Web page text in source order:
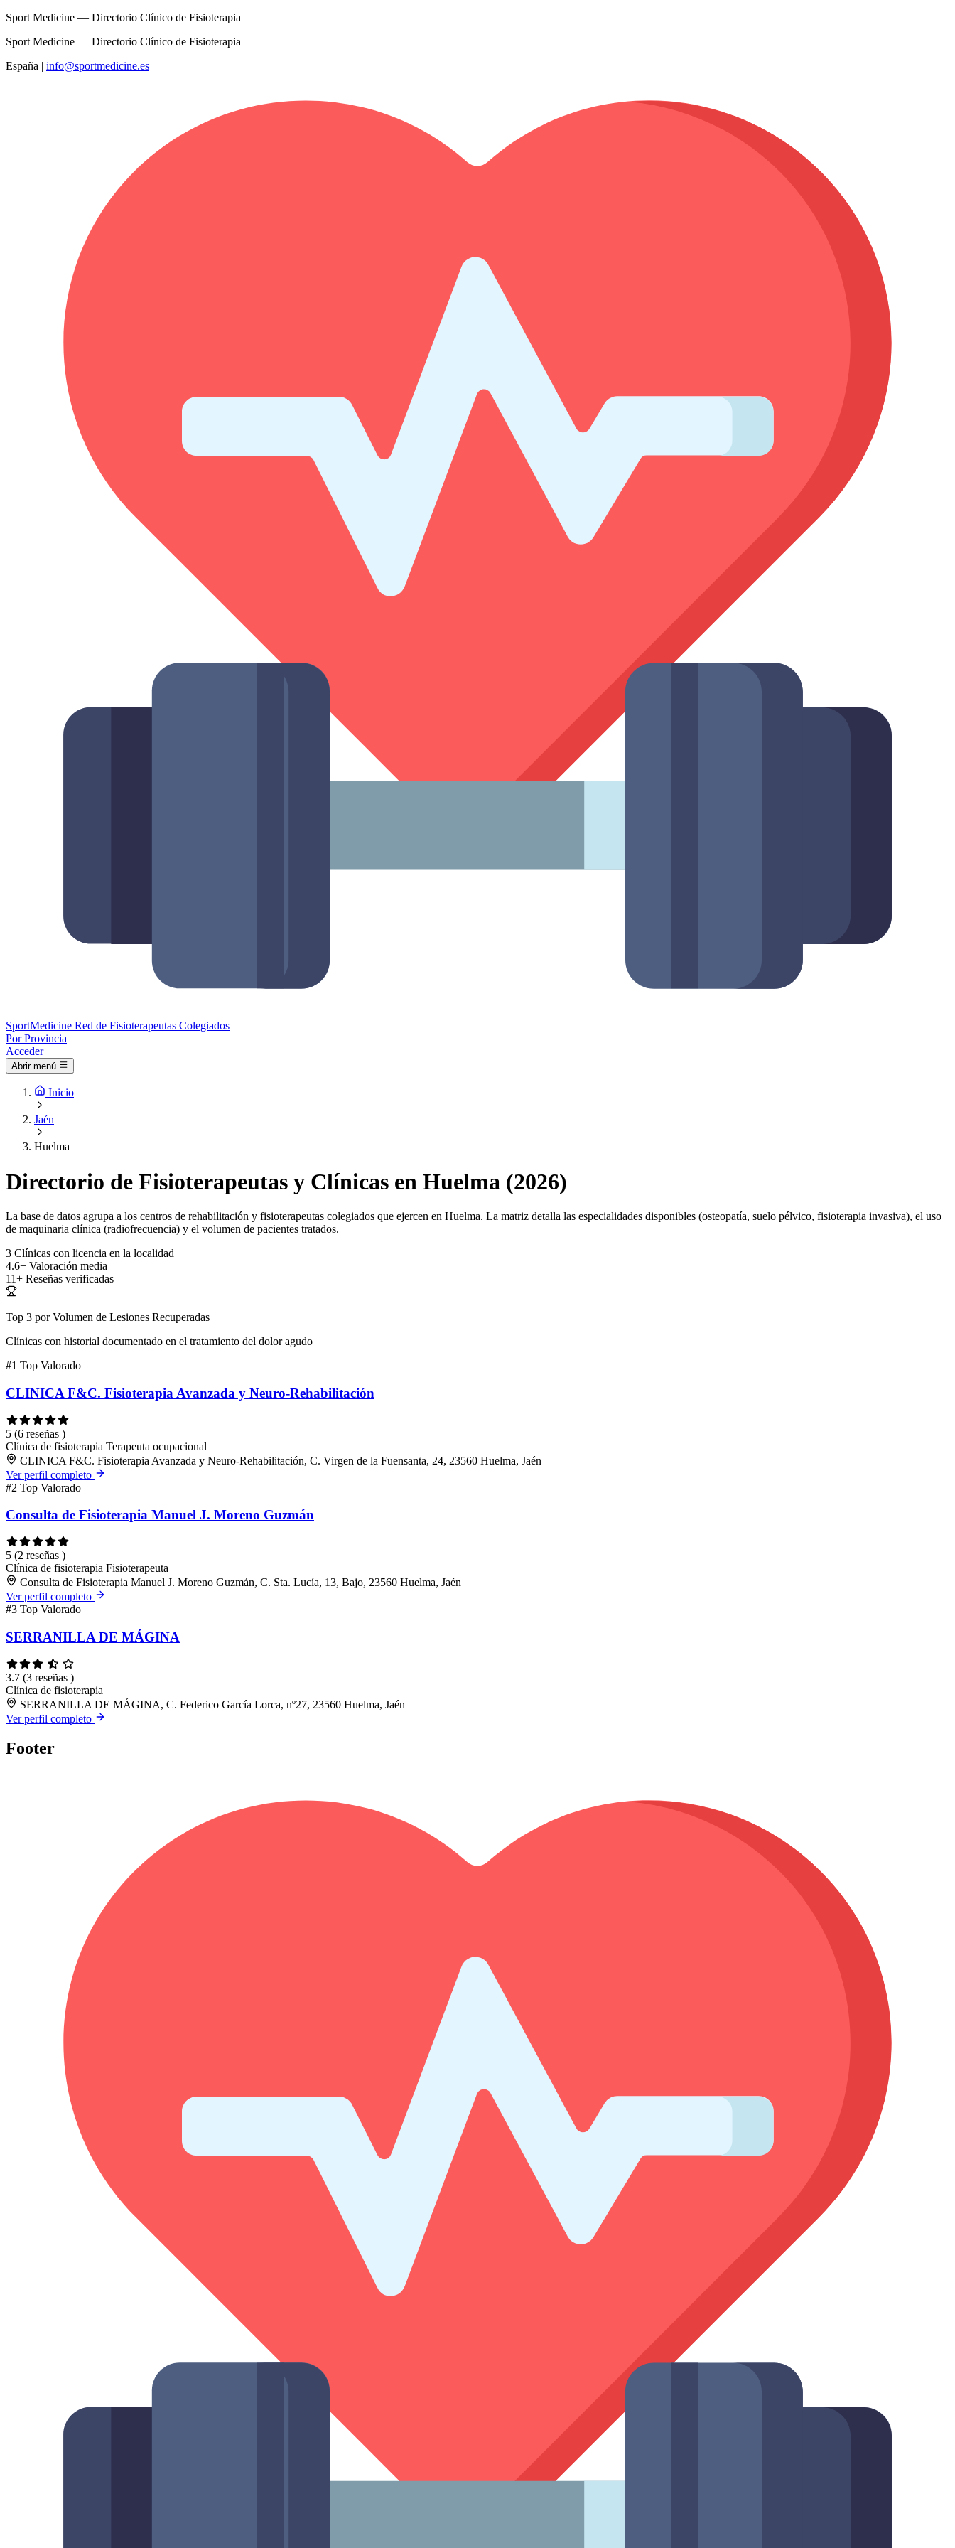
Sport Medicine — Directorio Clínico de Fisioterapia
Sport Medicine — Directorio Clínico de Fisioterapia
España | info@sportmedicine.es
SportMedicine Red de Fisioterapeutas Colegiados
Por Provincia
Acceder
Abrir menú
Inicio
Jaén
Huelma
Directorio de Fisioterapeutas y Clínicas en Huelma (2026)
La base de datos agrupa a los centros de rehabilitación y fisioterapeutas colegiados que ejercen en Huelma. La matriz detalla las especialidades disponibles (osteopatía, suelo pélvico, fisioterapia invasiva), el uso
de maquinaria clínica (radiofrecuencia) y el volumen de pacientes tratados.
3 Clínicas con licencia en la localidad
4.6+ Valoración media
11+ Reseñas verificadas
Top 3 por Volumen de Lesiones Recuperadas
Clínicas con historial documentado en el tratamiento del dolor agudo
#1 Top Valorado
CLINICA F&C. Fisioterapia Avanzada y Neuro-Rehabilitación
5 (6 reseñas )
Clínica de fisioterapia Terapeuta ocupacional
CLINICA F&C. Fisioterapia Avanzada y Neuro-Rehabilitación, C. Virgen de la Fuensanta, 24, 23560 Huelma, Jaén
Ver perfil completo
#2 Top Valorado
Consulta de Fisioterapia Manuel J. Moreno Guzmán
5 (2 reseñas )
Clínica de fisioterapia Fisioterapeuta
Consulta de Fisioterapia Manuel J. Moreno Guzmán, C. Sta. Lucía, 13, Bajo, 23560 Huelma, Jaén
Ver perfil completo
#3 Top Valorado
SERRANILLA DE MÁGINA
3.7 (3 reseñas )
Clínica de fisioterapia
SERRANILLA DE MÁGINA, C. Federico García Lorca, nº27, 23560 Huelma, Jaén
Ver perfil completo
Footer